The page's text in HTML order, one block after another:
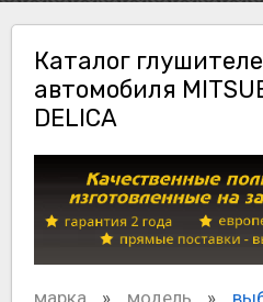
Каталог
автомобиля
DELICA
марка модель